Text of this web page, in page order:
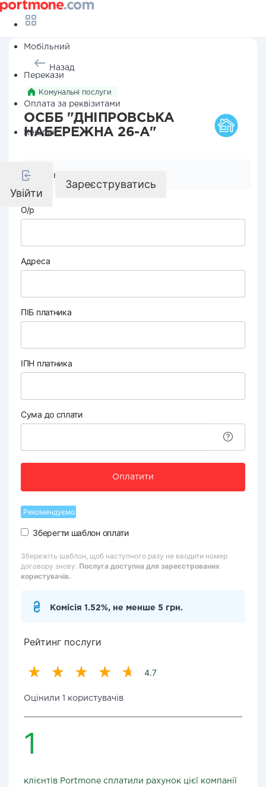
Мобільний
Перекази
Оплата за реквізитами
Кешбек
Увійти
Зареєструватись
Назад
Комунальні послуги
ОСББ "ДНІПРОВСЬКА
НАБЕРЕЖНА 26-А"
Реквізити компанії
О/р
Адреса
ПІБ платника
ІПН платника
Сума до сплати
Оплатити
Рекомендуємо
Зберегти шаблон оплати
Збережіть шаблон, щоб наступного разу не вводити номер
договору знову. Послуга доступна для зареєстрованих
користувачів.
Комісія 1.52%, не менше 5 грн.
Рейтинг послуги
4.7
Оцінили 1 користувачів
1
клієнтів Portmone сплатили рахунок цієї компанії